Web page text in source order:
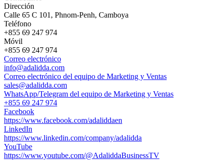
Dirección
Calle 65 C 101, Phnom-Penh, Camboya
Teléfono
+855 69 247 974
Móvil
+855 69 247 974
Correo electrónico
info@adalidda.com
Correo electrónico del equipo de Marketing y Ventas
sales@adalidda.com
WhatsApp/Telegram del equipo de Marketing y Ventas
+855 69 247 974
Facebook
https://www.facebook.com/adaliddaen
LinkedIn
https://www.linkedin.com/company/adalidda
YouTube
https://www.youtube.com/@AdaliddaBusinessTV